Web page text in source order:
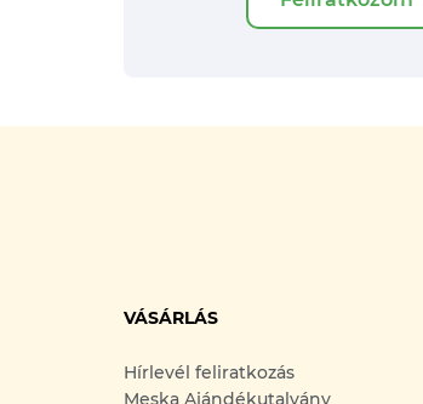
VÁSÁRLÁS
Hírlevél feliratkozás
Meska Ajándékutalvány